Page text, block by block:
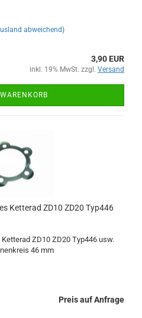
abweichend)
3,90 EUR
inkl. 19% MwSt. zzgl. Versand
Ketterad ZD10 ZD20 Typ446
ZD10 ZD20 Typ446 usw.
46 mm
Preis auf Anfrage